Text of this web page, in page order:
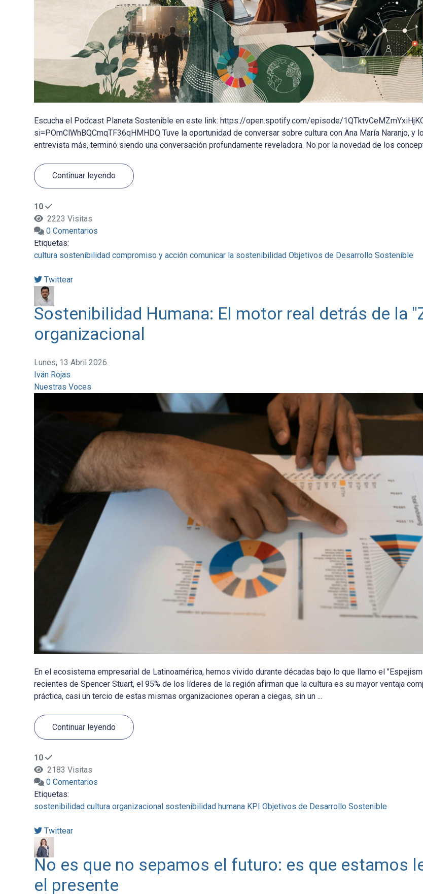
Escucha el Podcast Planeta Sostenible en este link: https://open.spotify.com/episode/
si=POmClWhBQCmqTF36qHMHDQ Tuve la oportunidad de conversar sobre cultura con Ana María Naranjo, y
entrevista más, terminó siendo una conversación profundamente reveladora. No por la novedad de los
Continuar leyendo
10
2223 Visitas
0 Comentarios
Etiquetas:
cultura sostenibilidad compromiso y acción comunicar la sostenibilidad Objetivos de Desarrollo Sostenible
Twittear
Sostenibilidad Humana: El motor real detrás de la
organizacional
Lunes, 13 Abril 2026
Iván Rojas
Nuestras Voces
En el ecosistema empresarial de Latinoamérica, hemos vivido durante décadas bajo lo que llamo el
recientes de Spencer Stuart, el 95% de los líderes de la región afirman que la cultura es su mayor ventaja
práctica, casi un tercio de estas mismas organizaciones operan a ciegas, sin un ...
Continuar leyendo
10
2183 Visitas
0 Comentarios
Etiquetas:
sostenibilidad cultura organizacional sostenibilidad humana KPI Objetivos de Desarrollo Sostenible
Twittear
No es que no sepamos el futuro: es que estamos
el presente